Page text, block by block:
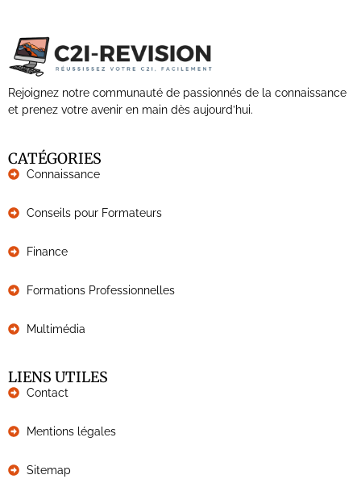
Rejoignez notre communauté de passionnés de la connaissance
et prenez votre avenir en main dès aujourd’hui.
CATÉGORIES
Connaissance
Conseils pour Formateurs
Finance
Formations Professionnelles
Multimédia
LIENS UTILES
Contact
Mentions légales
Sitemap